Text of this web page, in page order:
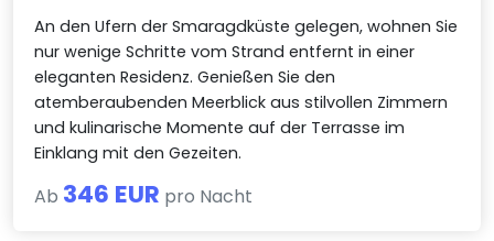
An den Ufern der Smaragdküste gelegen, wohnen Sie
nur wenige Schritte vom Strand entfernt in einer
eleganten Residenz. Genießen Sie den
atemberaubenden Meerblick aus stilvollen Zimmern
und kulinarische Momente auf der Terrasse im
Einklang mit den Gezeiten.
Ab 346 EUR pro Nacht